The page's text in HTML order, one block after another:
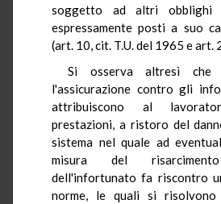
soggetto ad altri obblighi
espressamente posti a suo
(art. 10, cit. T.U. del 1965 e art.
Si osserva altresì
l'assicurazione contro gli
attribuiscono al
prestazioni, a ristoro del
sistema nel quale ad
misura del
dell'infortunato fa riscontro
norme, le quali si